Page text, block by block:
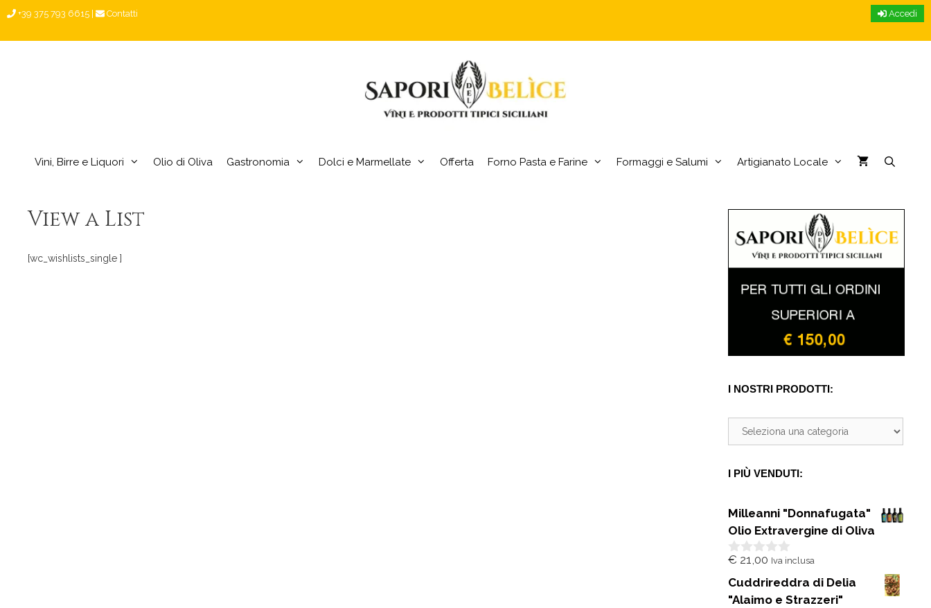
Accedi
+39 375 793 6615 Contatti
Vini, Birre e Liquori Olio di Oliva Gastronomia Dolci e Marmellate Offerta Forno Pasta e Farine Formaggi e Salumi Artigianato Locale
View a List
[wc_wishlists_single ]
I NOSTRI PRODOTTI:
I PIÙ VENDUTI:
Milleanni "Donnafugata"
Olio Extravergine di Oliva
0
u
5
€ 21,00 Iva inclusa
Cuddrireddra di Delia
"Alaimo e Strazzeri"